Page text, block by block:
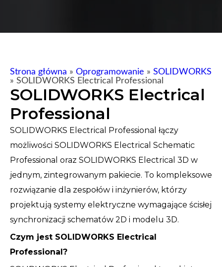
Strona główna » Oprogramowanie » SOLIDWORKS
» SOLIDWORKS Electrical Professional
SOLIDWORKS Electrical
Professional
SOLIDWORKS Electrical Professional łączy
możliwości SOLIDWORKS Electrical Schematic
Professional oraz SOLIDWORKS Electrical 3D w
jednym, zintegrowanym pakiecie. To kompleksowe
rozwiązanie dla zespołów i inżynierów, którzy
projektują systemy elektryczne wymagające ścisłej
synchronizacji schematów 2D i modelu 3D.
Czym jest SOLIDWORKS Electrical
Professional?